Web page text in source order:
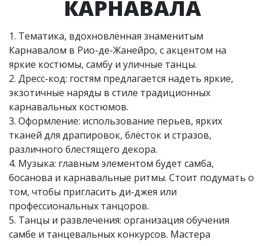
КАРНАВАЛА
1. Тематика, вдохновлённая знаменитым
Карнавалом в Рио-де-Жанейро, с акцентом на
яркие костюмы, самбу и уличные танцы.
2. Дресс-код: гостям предлагается надеть яркие,
экзотичные наряды в стиле традиционных
карнавальных костюмов.
3. Оформление: использование перьев, ярких
тканей для драпировок, блёсток и стразов,
различного блестящего декора.
4. Музыка: главным элементом будет самба,
босанова и карнавальные ритмы. Стоит подумать о
том, чтобы пригласить ди-джея или
профессиональных танцоров.
5. Танцы и развлечения: организация обучения
самбе и танцевальных конкурсов. Мастера